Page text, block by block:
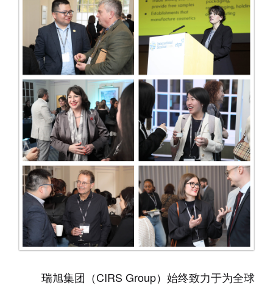
瑞旭集团（CIRS Group）始终致力于为全球